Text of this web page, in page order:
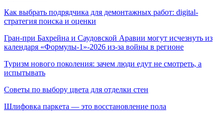
Как выбрать подрядчика для демонтажных работ: digital-
стратегия поиска и оценки
Гран-при Бахрейна и Саудовской Аравии могут исчезнуть из
календаря «Формулы-1»-2026 из-за войны в регионе
Туризм нового поколения: зачем люди едут не смотреть, а
испытывать
Советы по выбору цвета для отделки стен
Шлифовка паркета — это восстановление пола